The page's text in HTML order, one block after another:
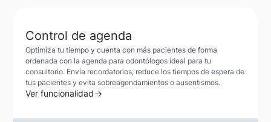
Control de agenda
Optimiza tu tiempo y cuenta con más pacientes de forma
ordenada con la agenda para odontólogos ideal para tu
consultorio. Envía recordatorios, reduce los tiempos de espera de
tus pacientes y evita sobreagendamientos o ausentismos.
Ver funcionalidad